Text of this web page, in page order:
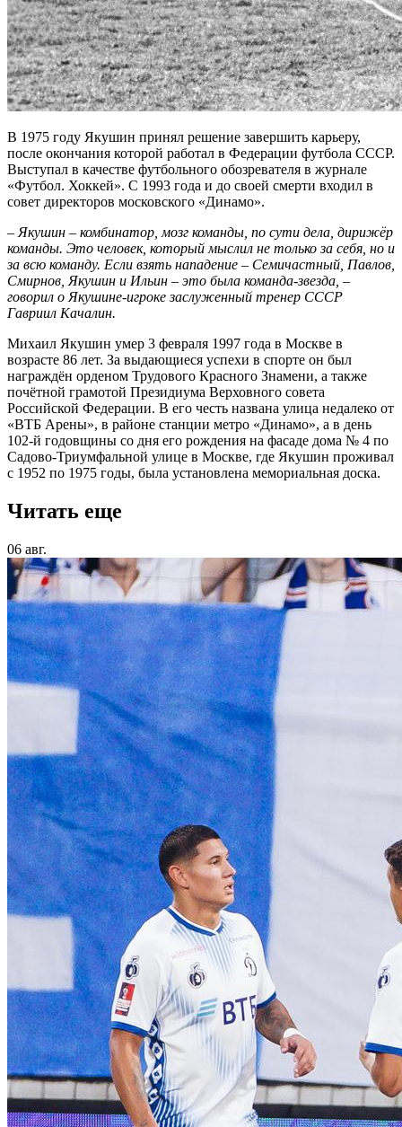
В 1975 году Якушин принял решение завершить карьеру,
после окончания которой работал в Федерации футбола СССР.
Выступал в качестве футбольного обозревателя в журнале
«Футбол. Хоккей». С 1993 года и до своей смерти входил в
совет директоров московского «Динамо».
– Якушин – комбинатор, мозг команды, по сути дела, дирижёр
команды. Это человек, который мыслил не только за себя, но и
за всю команду. Если взять нападение – Семичастный, Павлов,
Смирнов, Якушин и Ильин – это была команда-звезда, –
говорил о Якушине-игроке заслуженный тренер СССР
Гавриил Качалин.
Михаил Якушин умер 3 февраля 1997 года в Москве в
возрасте 86 лет. За выдающиеся успехи в спорте он был
награждён орденом Трудового Красного Знамени, а также
почётной грамотой Президиума Верховного совета
Российской Федерации. В его честь названа улица недалеко от
«ВТБ Арены», в районе станции метро «Динамо», а в день
102-й годовщины со дня его рождения на фасаде дома № 4 по
Садово-Триумфальной улице в Москве, где Якушин проживал
с 1952 по 1975 годы, была установлена мемориальная доска.
Читать еще
06 авг.